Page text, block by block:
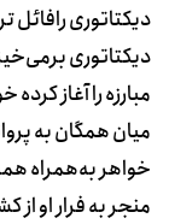
دیکتاتوری رافائل
دیکتاتوری
مبارزه را آغاز
میان همگان به
خواهر به‌همراه